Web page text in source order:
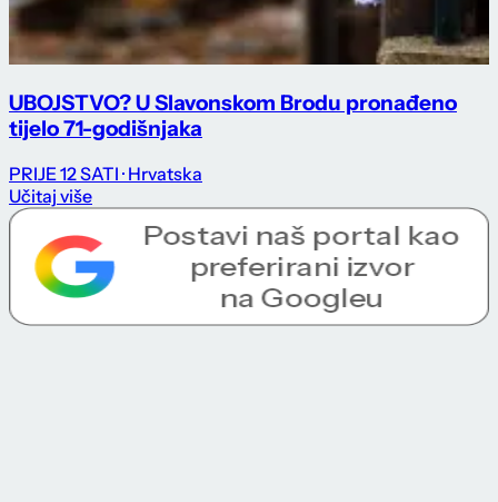
UBOJSTVO? U Slavonskom Brodu pronađeno
tijelo 71-godišnjaka
PRIJE 12 SATI · Hrvatska
Učitaj više